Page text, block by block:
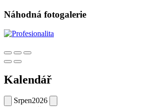
Náhodná fotogalerie
Kalendář
Srpen2026